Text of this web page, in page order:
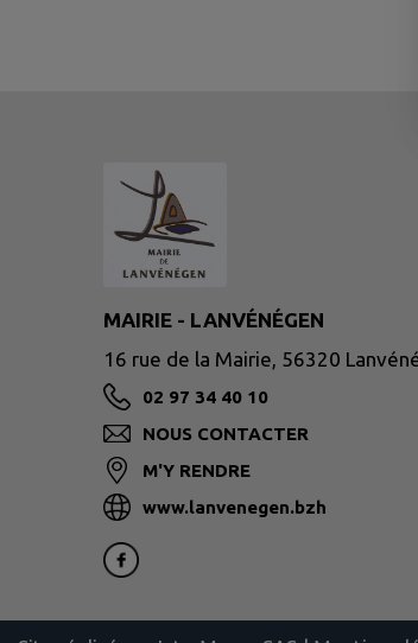
MAIRIE - LANVÉNÉGEN
16 rue de la Mairie, 56320
02 97 34 40 10
NOUS CONTACTER
M'Y RENDRE
www.lanvenegen.bzh